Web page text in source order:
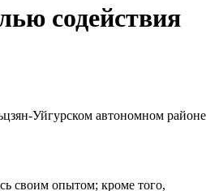
содействия
Уйгурском автономном районе
своим опытом; кроме того,